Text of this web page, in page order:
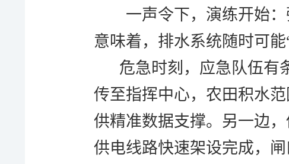
一声令下，演练开始：
意味着，排水系统随时可能
危急时刻， 应急队伍有
传至指挥中心，农田积水
供精准数据支撑。另一边
供电线路快速架设完成，闸